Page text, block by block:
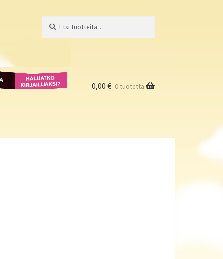
Haluatko
kirjailijaksi?
0,00 € 0 tuotetta